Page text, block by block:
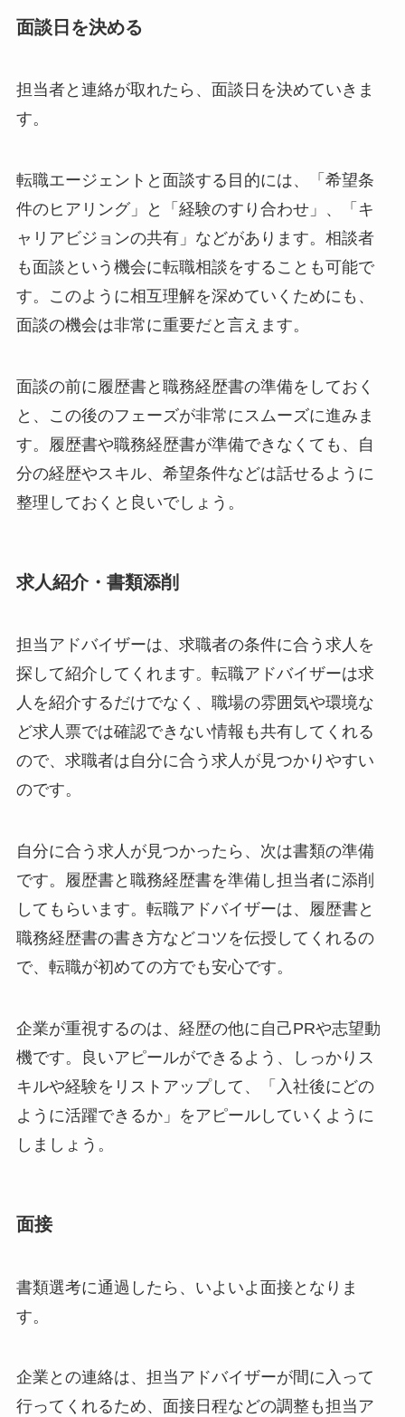
面談日を決める
担当者と連絡が取れたら、面談日を決めていきま
す。
転職エージェントと面談する目的には、「希望条
件のヒアリング」と「経験のすり合わせ」、「キ
ャリアビジョンの共有」などがあります。相談者
も面談という機会に転職相談をすることも可能で
す。このように相互理解を深めていくためにも、
面談の機会は非常に重要だと言えます。
面談の前に履歴書と職務経歴書の準備をしておく
と、この後のフェーズが非常にスムーズに進みま
す。履歴書や職務経歴書が準備できなくても、自
分の経歴やスキル、希望条件などは話せるように
整理しておくと良いでしょう。
求人紹介・書類添削
担当アドバイザーは、求職者の条件に合う求人を
探して紹介してくれます。転職アドバイザーは求
人を紹介するだけでなく、職場の雰囲気や環境な
ど求人票では確認できない情報も共有してくれる
ので、求職者は自分に合う求人が見つかりやすい
のです。
自分に合う求人が見つかったら、次は書類の準備
です。履歴書と職務経歴書を準備し担当者に添削
してもらいます。転職アドバイザーは、履歴書と
職務経歴書の書き方などコツを伝授してくれるの
で、転職が初めての方でも安心です。
企業が重視するのは、経歴の他に自己PRや志望動
機です。良いアピールができるよう、しっかりス
キルや経験をリストアップして、「入社後にどの
ように活躍できるか」をアピールしていくように
しましょう。
面接
書類選考に通過したら、いよいよ面接となりま
す。
企業との連絡は、担当アドバイザーが間に入って
行ってくれるため、面接日程などの調整も担当ア